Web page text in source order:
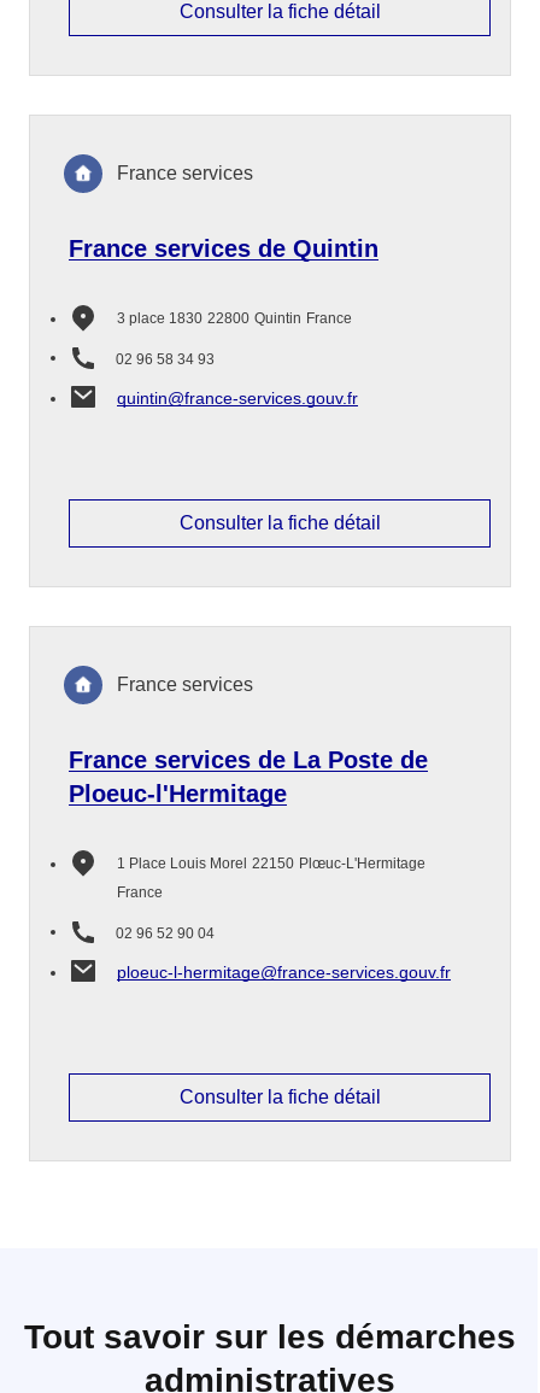
Consulter la fiche détail
France services de Quintin
3 place 1830 22800 Quintin France
02 96 58 34 93
quintin@france-services.gouv.fr
France services
Consulter la fiche détail
France services de La Poste de
Ploeuc-l'Hermitage
1 Place Louis Morel 22150 Plœuc-L'Hermitage
France
02 96 52 90 04
ploeuc-l-hermitage@france-services.gouv.fr
France services
Consulter la fiche détail
Tout savoir sur les démarches
administratives